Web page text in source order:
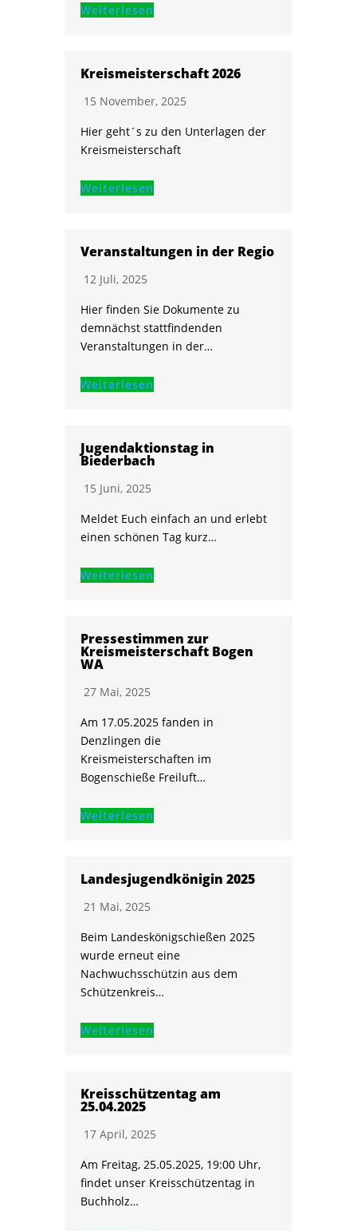
Weiterlesen
Kreismeisterschaft 2026
15 November, 2025
Hier geht´s zu den Unterlagen der
Kreismeisterschaft
Weiterlesen
Veranstaltungen in der Regio
12 Juli, 2025
Hier finden Sie Dokumente zu
demnächst stattfindenden
Veranstaltungen in der…
Weiterlesen
Jugendaktionstag in
Biederbach
15 Juni, 2025
Meldet Euch einfach an und erlebt
einen schönen Tag kurz…
Weiterlesen
Pressestimmen zur
Kreismeisterschaft Bogen
WA
27 Mai, 2025
Am 17.05.2025 fanden in
Denzlingen die
Kreismeisterschaften im
Bogenschieße Freiluft…
Weiterlesen
Landesjugendkönigin 2025
21 Mai, 2025
Beim Landeskönigschießen 2025
wurde erneut eine
Nachwuchsschützin aus dem
Schützenkreis…
Weiterlesen
Kreisschützentag am
25.04.2025
17 April, 2025
Am Freitag, 25.05.2025, 19:00 Uhr,
findet unser Kreisschützentag in
Buchholz…